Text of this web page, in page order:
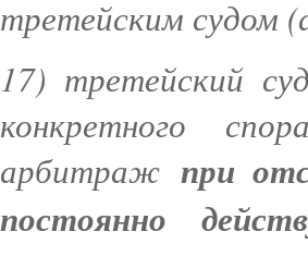
третейским судом
17) третейский
конкретного
арбитраж при
постоянно